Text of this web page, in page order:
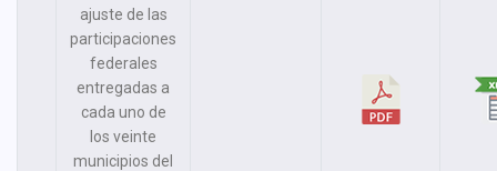
ajuste de las
participaciones
federales
entregadas a
cada uno de
los veinte
municipios del